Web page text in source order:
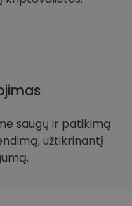
saugų ir patikimą
užtikrinantį